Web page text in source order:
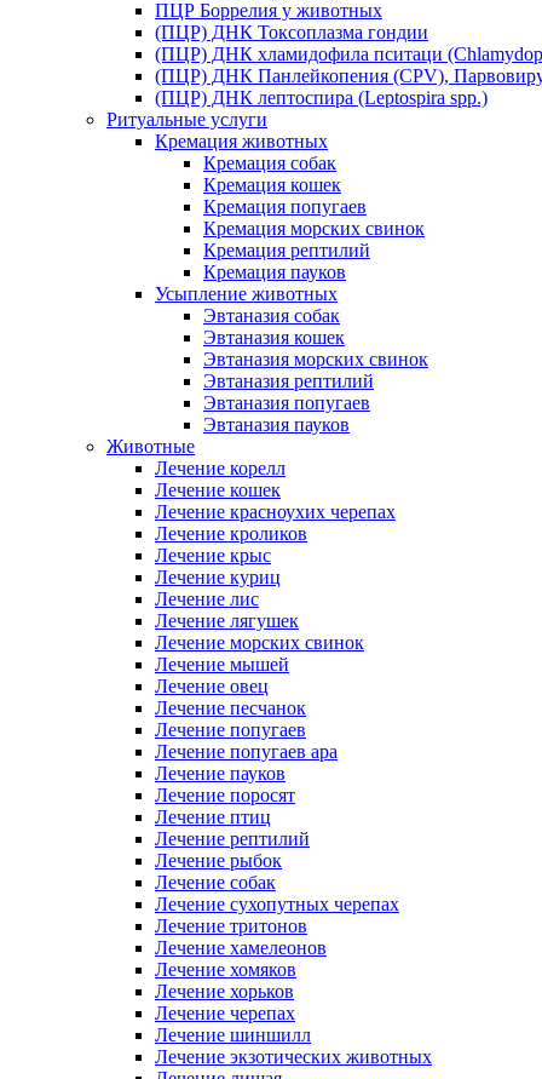
ПЦР Боррелия у животных
(ПЦР) ДНК Токсоплазма гондии
(ПЦР) ДНК хламидофила пситаци
(ПЦР) ДНК Панлейкопения (CPV),
(ПЦР) ДНК лептоспира (Leptospira spp.)
Ритуальные услуги
Кремация животных
Кремация собак
Кремация кошек
Кремация попугаев
Кремация морских свинок
Кремация рептилий
Кремация пауков
Усыпление животных
Эвтаназия собак
Эвтаназия кошек
Эвтаназия морских свинок
Эвтаназия рептилий
Эвтаназия попугаев
Эвтаназия пауков
Животные
Лечение корелл
Лечение кошек
Лечение красноухих черепах
Лечение кроликов
Лечение крыс
Лечение куриц
Лечение лис
Лечение лягушек
Лечение морских свинок
Лечение мышей
Лечение овец
Лечение песчанок
Лечение попугаев
Лечение попугаев ара
Лечение пауков
Лечение поросят
Лечение птиц
Лечение рептилий
Лечение рыбок
Лечение собак
Лечение сухопутных черепах
Лечение тритонов
Лечение хамелеонов
Лечение хомяков
Лечение хорьков
Лечение черепах
Лечение шиншилл
Лечение экзотических животных